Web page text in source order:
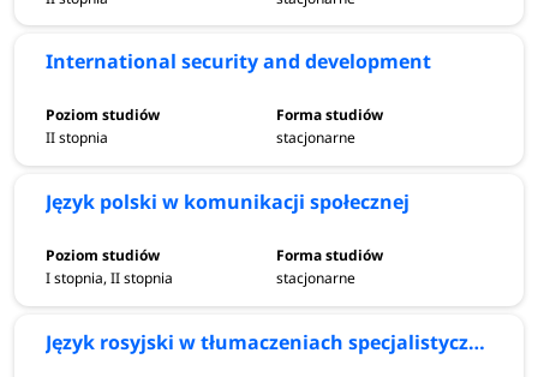
International security and development
II stopnia stacjonarne
Język polski w komunikacji społecznej
I stopnia, II stopnia stacjonarne
Język rosyjski w tłumaczeniach specjalistycznych